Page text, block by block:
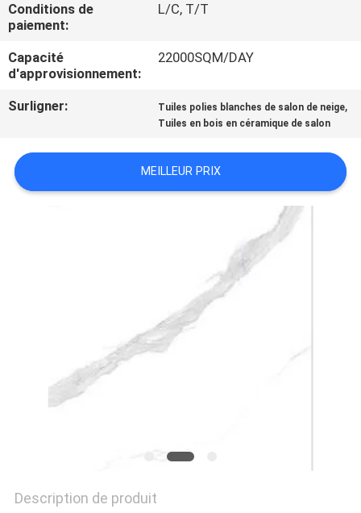
NOUS
CONTACTER
DEMANDEZ
PLAN
CONFIDENTIALITÉ
Conditions de
paiement:
L/C, T/T
Capacité
d'approvisionnement:
22000SQM/DAY
Surligner: Tuiles polies blanches de salon de neige,
Tuiles en bois en céramique de salon
MEILLEUR PRIX
Description de produit